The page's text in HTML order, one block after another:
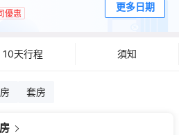
優惠
更多日期
10天行程 須知
套房